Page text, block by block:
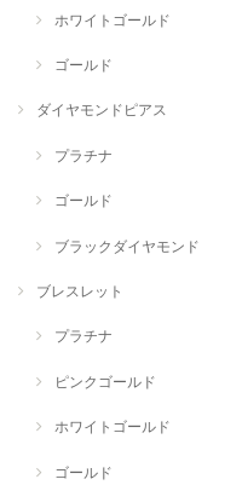
ホワイトゴールド
ゴールド
ダイヤモンドピアス
プラチナ
ゴールド
ブラックダイヤモンド
ブレスレット
プラチナ
ピンクゴールド
ホワイトゴールド
ゴールド